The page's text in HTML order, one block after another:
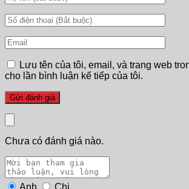
Lưu tên của tôi, email, và trang web
cho lần bình luận kế tiếp của tôi.
Chưa có đánh giá nào.
Anh Chị